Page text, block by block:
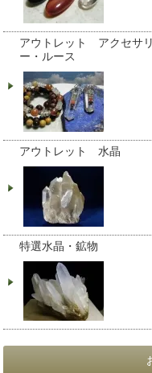
アウトレット アクセサリ
ー・ルース
アウトレット 水晶
特選水晶・鉱物